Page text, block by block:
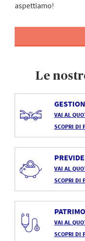
aspettiamo!
Le
VAI AL
SCOPRI DI
VAI AL
SCOPRI DI
VAI AL
SCOPRI DI